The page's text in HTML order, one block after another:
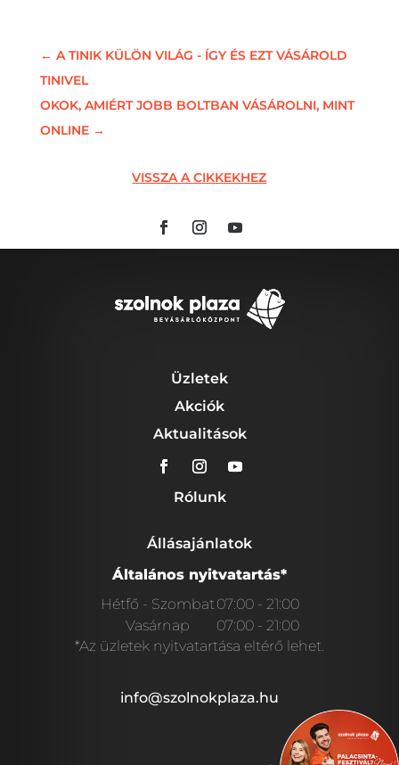
← A TINIK KÜLÖN VILÁG - ÍGY ÉS EZT VÁSÁROLD
TINIVEL
OKOK, AMIÉRT JOBB BOLTBAN VÁSÁROLNI, MINT
ONLINE→
VISSZA A CIKKEKHEZ
Üzletek
Akciók
Aktualitások
Rólunk
Állásajánlatok
Általános nyitvatartás*
Hétfő - Szombat 07:00 - 21:00
Vasárnap
07:00 - 21:00
*Az üzletek nyitvatartása eltérő lehet.
info@szolnokplaza.hu